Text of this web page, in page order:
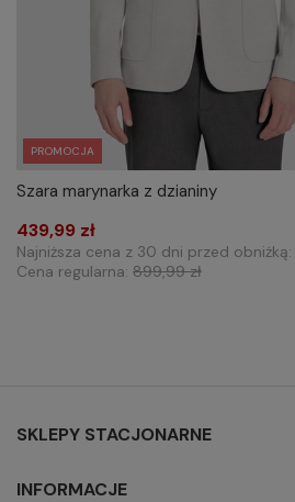
PROMOCJA
Szara marynarka z dzianiny
439,99 zł
Najniższa cena z 30 dni przed obniżką:
Cena regularna: 899,99 zł
SKLEPY STACJONARNE
INFORMACJE